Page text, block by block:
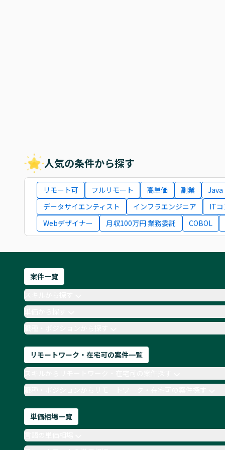
人気の条件から探す
リモート可 フルリモート 高単価 副業
Java
データサイエンティスト
インフラエンジニア
IT
Webデザイナー
月収100万円 業務委託 COBOL
案件一覧
単価から探す
職種・ポジションから探す
リモートワーク・在宅可の案件一覧
職種・ポジションからリモートワーク・在宅可の案件探す
単価相場一覧